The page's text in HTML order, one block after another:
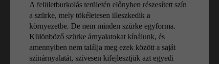
A felületburkolás területén előnyben részesített szín
a szürke, mely tökéletesen illeszkedik a
környezetbe. De nem minden szürke egyforma.
Különböző szürke árnyalatokat kínálunk, és
amennyiben nem találja meg ezek között a saját
színárnyalatát, szívesen kifejlesztjük azt egyedi